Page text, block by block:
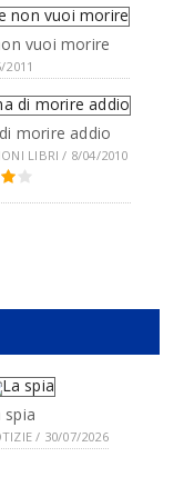
vuoi morire
2011
morire addio
LIBRI / 8/04/2010
spia
/ 30/07/2026